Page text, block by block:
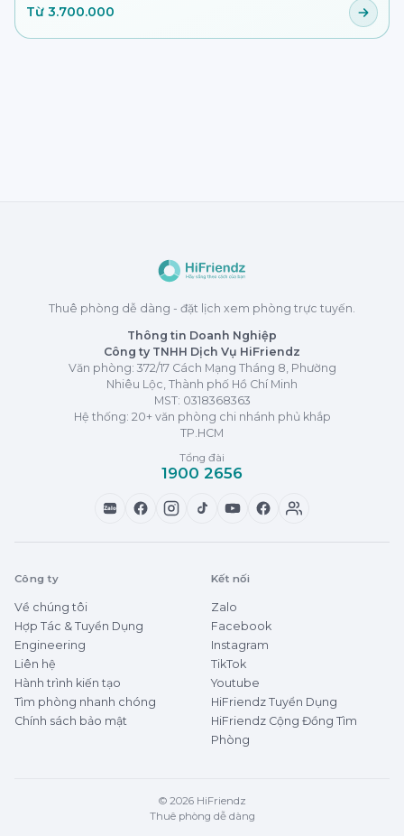
Từ 3.700.000
Thuê phòng dễ dàng - đặt lịch xem phòng trực tuyến.
Thông tin Doanh Nghiệp
Công ty TNHH Dịch Vụ HiFriendz
Văn phòng: 372/17 Cách Mạng Tháng 8, Phường
Nhiêu Lộc, Thành phố Hồ Chí Minh
MST: 0318368363
Hệ thống: 20+ văn phòng chi nhánh phủ khắp
TP.HCM
Tổng đài
1900 2656
Zalo
Công ty
Về chúng tôi
Hợp Tác & Tuyển Dụng
Engineering
Liên hệ
Hành trình kiến tạo
Tìm phòng nhanh chóng
Chính sách bảo mật
Kết nối
Zalo
Facebook
Instagram
TikTok
Youtube
HiFriendz Tuyển Dụng
HiFriendz Cộng Đồng Tìm
Phòng
© 2026 HiFriendz
Thuê phòng dễ dàng